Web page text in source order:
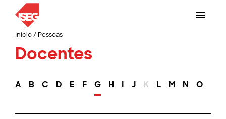
Início/ Pessoas
Docentes
A B C D E F G H I J K L M N O